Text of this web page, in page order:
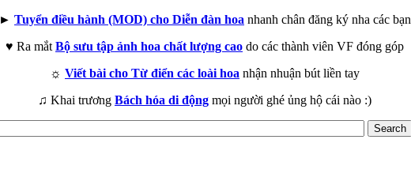
► Tuyển điều hành (MOD) cho Diễn đàn hoa nhanh chân đăng ký nha các bạn
♥ Ra mắt Bộ sưu tập ảnh hoa chất lượng cao do các thành viên VF đóng góp
☼ Viết bài cho Từ điển các loài hoa nhận nhuận bút liền tay
♫ Khai trương Bách hóa di động mọi người ghé ủng hộ cái nào :)